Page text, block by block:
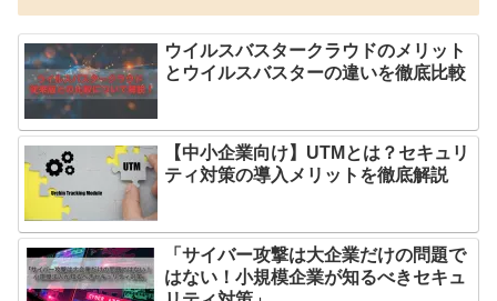
ウイルスバスタークラウドのメリット
とウイルスバスターの違いを徹底比較
【中小企業向け】UTMとは？セキュリ
ティ対策の導入メリットを徹底解説
「サイバー攻撃は大企業だけの問題で
はない！小規模企業が知るべきセキュ